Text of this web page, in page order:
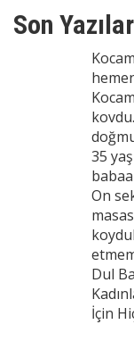
Son Yazılar
35
On
Dul
İçin